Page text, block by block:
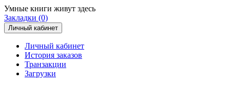
Умные книги живут здесь
Закладки (0)
Личный кабинет
Личный кабинет
История заказов
Транзакции
Загрузки